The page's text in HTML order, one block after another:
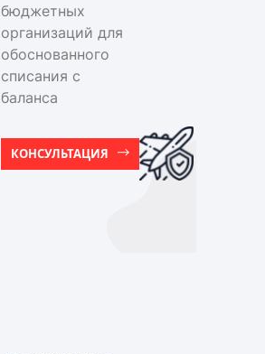
бюджетных
организаций для
обоснованного
списания с
баланса
КОНСУЛЬТАЦИЯ